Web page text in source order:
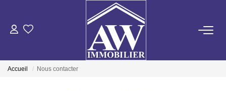
ACHETER
Accueil Nous contacter